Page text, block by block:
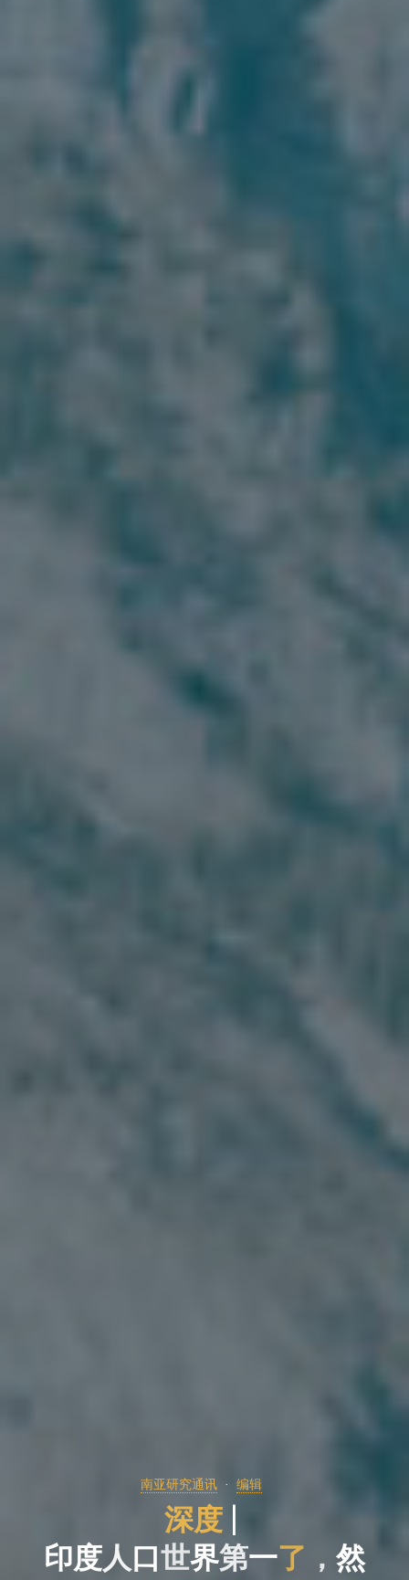
南亚研究通讯 编辑
深度 |
印度人人
口世界第一
一 了 ， 然